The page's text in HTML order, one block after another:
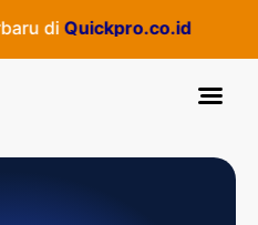
di Quickpro.co.id